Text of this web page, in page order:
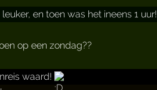
en toen was het ineens 1 uur!
op een zondag??
waard!